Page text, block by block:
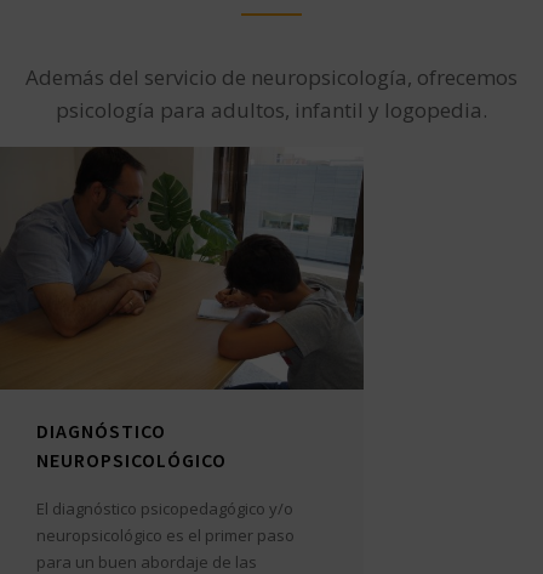
Además del servicio de neuropsicología, ofrecemos
psicología para adultos, infantil y logopedia.
DIAGNÓSTICO
NEUROPSICOLÓGICO
El diagnóstico psicopedagógico y/o
neuropsicológico es el primer paso
para un buen abordaje de las